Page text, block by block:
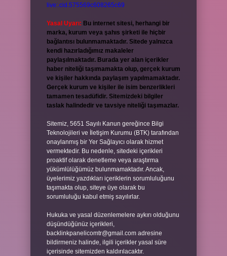
live:.cid.575569c608265c69
Yasal Uyarı: Bu internet sitesi, herhangi bir
marka, kurum veya şahıs şirketi ile hiçbir
bağlantısı bulunmamaktadır. Sitede yalnızca
kendi hazırladığımız makaleler
paylaşılmaktadır. Burada yer alan içerikler
haber niteliği taşımamakta olup, gerçek kurum
ve kişiler hakkında paylaşım yapılmamaktadır.
Gerçek kurum ve kişiler ile isim benzerlikleri
tamamen tesadüfidir. Sitemizdeki bilgiler
taslak halindedir ve tavsiye niteliği taşımazlar.
Sitemiz, 5651 Sayılı Kanun gereğince Bilgi
Teknolojileri ve İletişim Kurumu (BTK) tarafından
onaylanmış bir Yer Sağlayıcı olarak hizmet
vermektedir. Bu nedenle, sitedeki içerikleri
proaktif olarak denetleme veya araştırma
yükümlülüğümüz bulunmamaktadır. Ancak,
üyelerimiz yazdıkları içeriklerin sorumluluğunu
taşımakta olup, siteye üye olarak bu
sorumluluğu kabul etmiş sayılırlar.
Hukuka ve yasal düzenlemelere aykırı olduğunu
düşündüğünüz içerikleri,
backlinkpanelicomtr@gmail.com adresine
bildirmeniz halinde, ilgili içerikler yasal süre
içerisinde sitemizden kaldırılacaktır.